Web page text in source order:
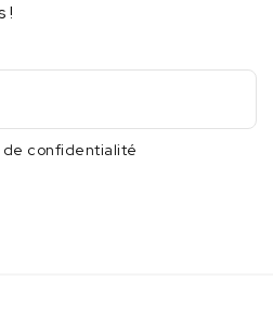
!
confidentialité